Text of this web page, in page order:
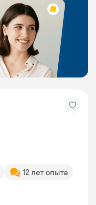
12 лет опыта